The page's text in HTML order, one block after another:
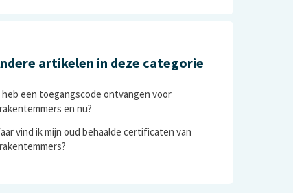
artikelen in deze categorie
heb een toegangscode ontvangen voor
en nu?
vind ik mijn oud behaalde certificaten van